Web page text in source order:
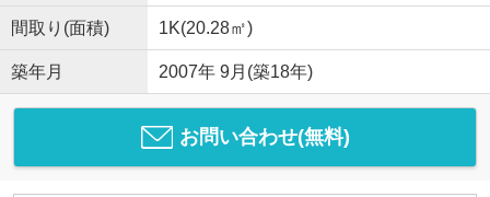
間取り(面積) 1K(20.28㎡)
築年月 2007年 9月(築18年)
お問い合わせ(無料)